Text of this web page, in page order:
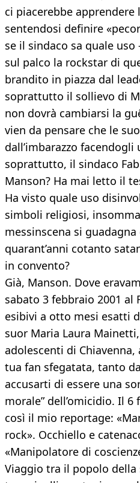
ci piacerebbe apprendere
sentendosi definire
se il sindaco sa quale
sul palco la rockstar di
brandito in piazza dal
soprattutto il sollievo di
non dovrà cambiarsi la
vien da pensare che le
dall’imbarazzo facendogli
soprattutto, il sindaco
Manson? Ha mai letto il
Ha visto quale uso
simboli religiosi,
messinscena si
quarant’anni cotanto
in convento?
Già, Manson. Dove
sabato 3 febbraio 2001 al
esibivi a otto mesi esatti
suor Maria Laura
adolescenti di
tua fan sfegatata, tanto
accusarti di essere una
morale” dell’omicidio. Il 6
così il mio reportage:
rock». Occhiello e
«Manipolatore di
Viaggio tra il popolo della